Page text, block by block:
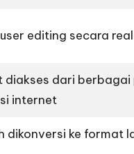
editing secara
diakses dari
internet
dikonversi ke format